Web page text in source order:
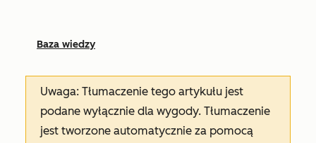
Baza wiedzy
Uwaga: Tłumaczenie tego artykułu jest
podane wyłącznie dla wygody. Tłumaczenie
jest tworzone automatycznie za pomocą